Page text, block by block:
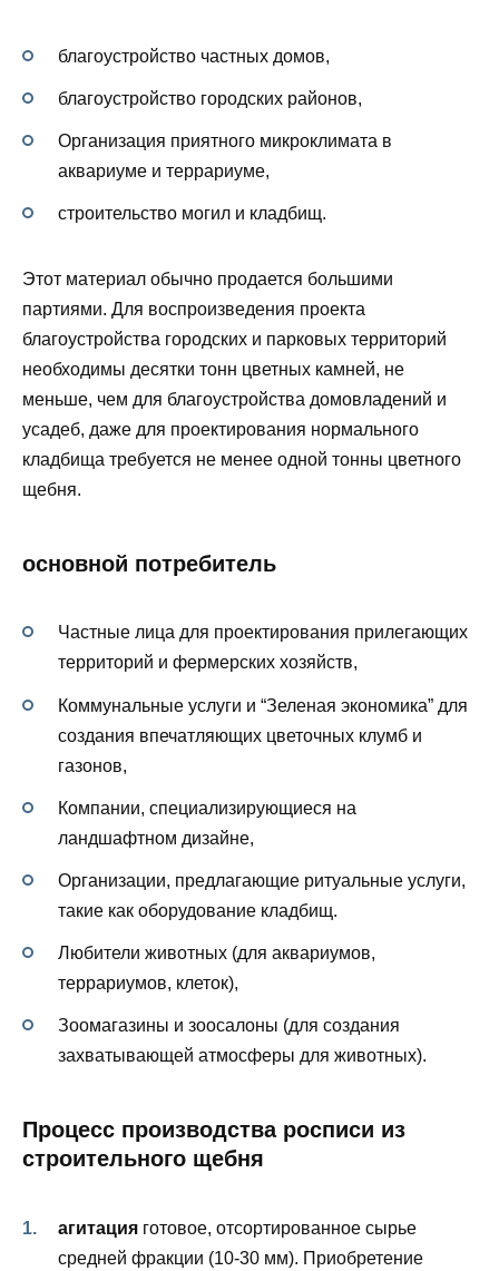
благоустройство частных домов,
благоустройство городских районов,
Организация приятного микроклимата в
аквариуме и террариуме,
строительство могил и кладбищ.
Этот материал обычно продается большими
партиями. Для воспроизведения проекта
благоустройства городских и парковых территорий
необходимы десятки тонн цветных камней, не
меньше, чем для благоустройства домовладений и
усадеб, даже для проектирования нормального
кладбища требуется не менее одной тонны цветного
щебня.
основной потребитель
Частные лица для проектирования прилегающих
территорий и фермерских хозяйств,
Коммунальные услуги и “Зеленая экономика” для
создания впечатляющих цветочных клумб и
газонов,
Компании, специализирующиеся на
ландшафтном дизайне,
Организации, предлагающие ритуальные услуги,
такие как оборудование кладбищ.
Любители животных (для аквариумов,
террариумов, клеток),
Зоомагазины и зоосалоны (для создания
захватывающей атмосферы для животных).
Процесс производства росписи из
строительного щебня
агитация готовое, отсортированное сырье
средней фракции (10-30 мм). Приобретение